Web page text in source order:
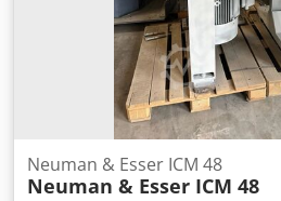
Austragstrichter unter dem Filter
7,5 kW - Zellradschleuse
zur vollständigen Steuerung der
Fräseinheit -
Rezepturverwaltung -
Mühlenmotor Abmessungen
Gewicht: 500 kg
Neuman & Esser ICM 48
Neuman & Esser ICM 48